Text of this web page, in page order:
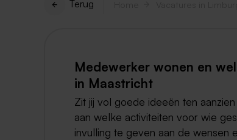
Terug
Medewerker wonen en
in Maastricht
Zit jij vol goede ideeën ten
aan welke activiteiten voor wie
invulling te geven aan de wensen